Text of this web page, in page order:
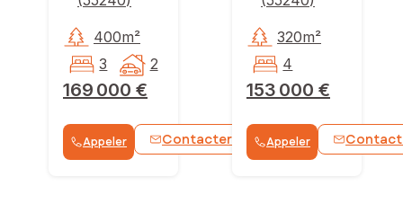
169 000 €
400m²
3
2
Appeler Contacter WhatsApp
153 000 €
320m²
4
Appeler